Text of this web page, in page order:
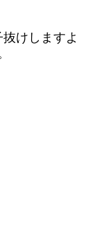
けしますよ